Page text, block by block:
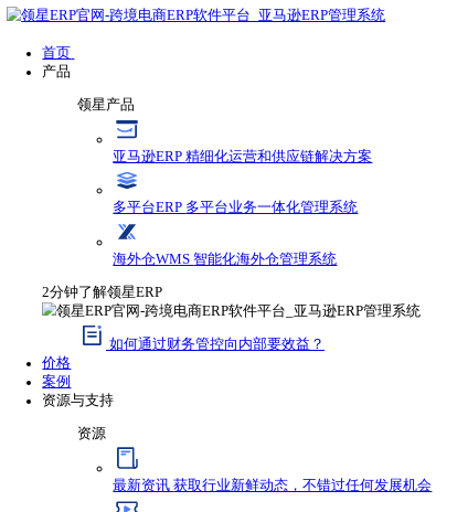
首页
领星产品
亚马逊ERP 精细化运营和供应链解决方案
多平台ERP多平台业务一体化管理系统
海外仓WMS智能化海外仓管理系统
2分钟了解领星ERP
资源与支持